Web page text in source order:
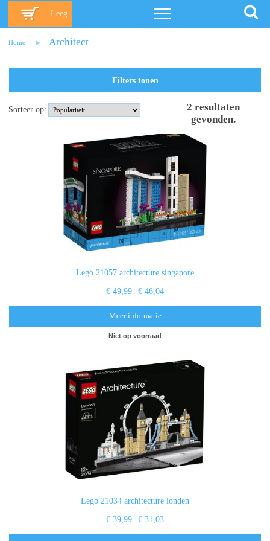
Leeg
Home Architect
Filters tonen
Sorteer op: 2 resultaten
gevonden.
Lego 21057 architecture singapore
€ 49,99 € 46,04
Meer informatie
Niet op voorraad
Lego 21034 architecture londen
€ 39,99 € 31,03